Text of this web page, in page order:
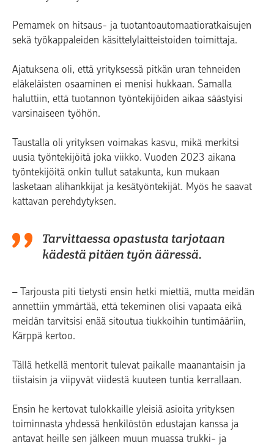
Pemamek on hitsaus- ja tuotantoautomaatioratkaisujen
sekä työkappaleiden käsittelylaitteistoiden toimittaja.
Ajatuksena oli, että yrityksessä pitkän uran tehneiden
eläkeläisten osaaminen ei menisi hukkaan. Samalla
haluttiin, että tuotannon työntekijöiden aikaa säästyisi
varsinaiseen työhön.
Taustalla oli yrityksen voimakas kasvu, mikä merkitsi
uusia työntekijöitä joka viikko. Vuoden 2023 aikana
työntekijöitä onkin tullut satakunta, kun mukaan
lasketaan alihankkijat ja kesätyöntekijät. Myös he saavat
kattavan perehdytyksen.
Tarvittaessa opastusta tarjotaan
kädestä pitäen työn ääressä.
– Tarjousta piti tietysti ensin hetki miettiä, mutta meidän
annettiin ymmärtää, että tekeminen olisi vapaata eikä
meidän tarvitsisi enää sitoutua tiukkoihin tuntimääriin,
Kärppä kertoo.
Tällä hetkellä mentorit tulevat paikalle maanantaisin ja
tiistaisin ja viipyvät viidestä kuuteen tuntia kerrallaan.
Ensin he kertovat tulokkaille yleisiä asioita yrityksen
toiminnasta yhdessä henkilöstön edustajan kanssa ja
antavat heille sen jälkeen muun muassa trukki- ja